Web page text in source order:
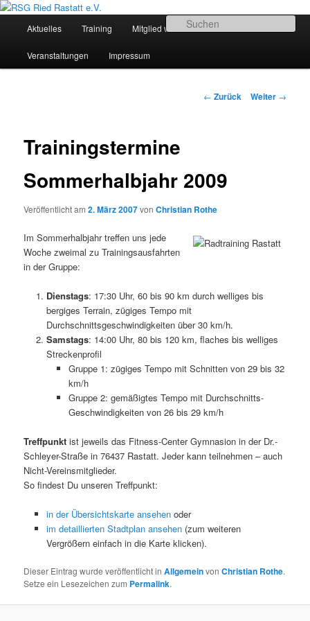
Zum
wechseln
RSG Ried Rastatt e.V.
Sportliches Radfahren in Mittelbaden
Aktuelles Training Mitglied werden Termine
Veranstaltungen Impressum
Beitrags-
← Zurück Weiter →
Trainingstermine
Sommerhalbjahr 2009
Veröffentlicht am2. März 2007vonChristian Rothe
Im Sommerhalbjahr treffen uns jede
Woche zweimal zu Trainingsausfahrten
in der Gruppe:
Dienstags: 17:30 Uhr, 60 bis 90 km durch welliges bis
bergiges Terrain, zügiges Tempo mit
Durchschnittsgeschwindigkeiten über 30 km/h.
Samstags: 14:00 Uhr, 80 bis 120 km, flaches bis welliges
Streckenprofil
Gruppe 1: zügiges Tempo mit Schnitten von 29 bis 32
km/h
Gruppe 2: gemäßigtes Tempo mit Durchschnitts-
Geschwindigkeiten von 26 bis 29 km/h
Treffpunkt ist jeweils das Fitness-Center Gymnasion in der Dr.-
Schleyer-Straße in 76437 Rastatt. Jeder kann teilnehmen – auch
Nicht-Vereinsmitglieder.
So findest Du unseren Treffpunkt:
in der Übersichtskarte ansehenoder
im detaillierten Stadtplan ansehen(zum weiteren
Vergrößern einfach in die Karte klicken).
Dieser Eintrag wurde veröffentlicht inAllgemeinvonChristian Rothe.
Setze ein Lesezeichen zum Permalink.